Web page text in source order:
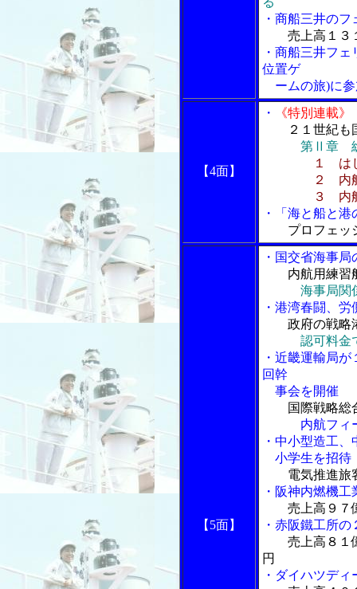
・商船三井の
売上高１３
・商船三井フ
位置ゲ
ームの旅)に参
【4面】
・ 《特別連載》
２１世紀
第Ⅱ章
１ は
２ 内航海
３ 内航海
・「海と船と
プロフェ
【5面】
・国交省海事
内航用練習
海事局関
・港湾春闘、
政府の戦略
認可料金
・近畿運輸局
回幹
事会を開催
国際戦略総
内航フィー
・中小型造工
小学生を招待
電気推進旅
・阪神内燃機
売上高９７
・赤阪鐵工所
売上高８１
円
・ダイハツデ